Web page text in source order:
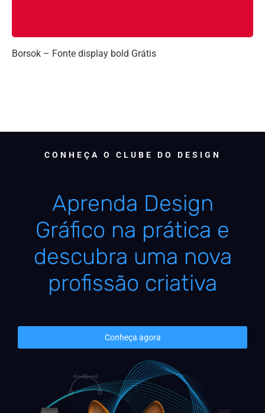
Borsok – Fonte display bold Grátis
CONHEÇA O CLUBE DO DESIGN
Aprenda Design
Gráfico na prática e
descubra uma nova
profissão criativa
Conheça agora